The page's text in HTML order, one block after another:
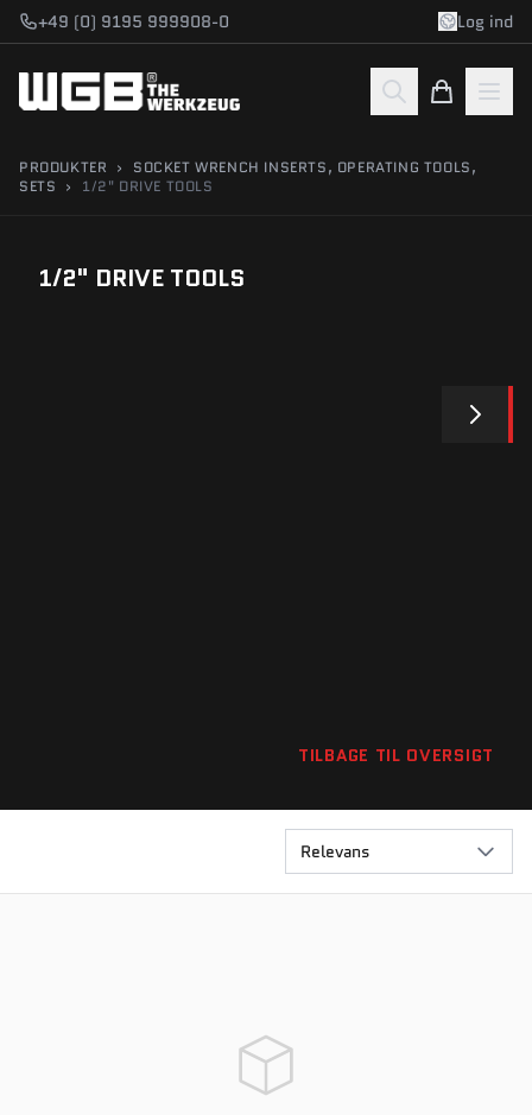
Gå til indhold
+49 (0) 9195 999908-0 Log ind
PRODUKTER ›
SOCKET WRENCH INSERTS, OPERATING TOOLS,
SETS › 1/2" DRIVE TOOLS
1/2" DRIVE TOOLS
TILBAGE TIL OVERSIGT
Relevans